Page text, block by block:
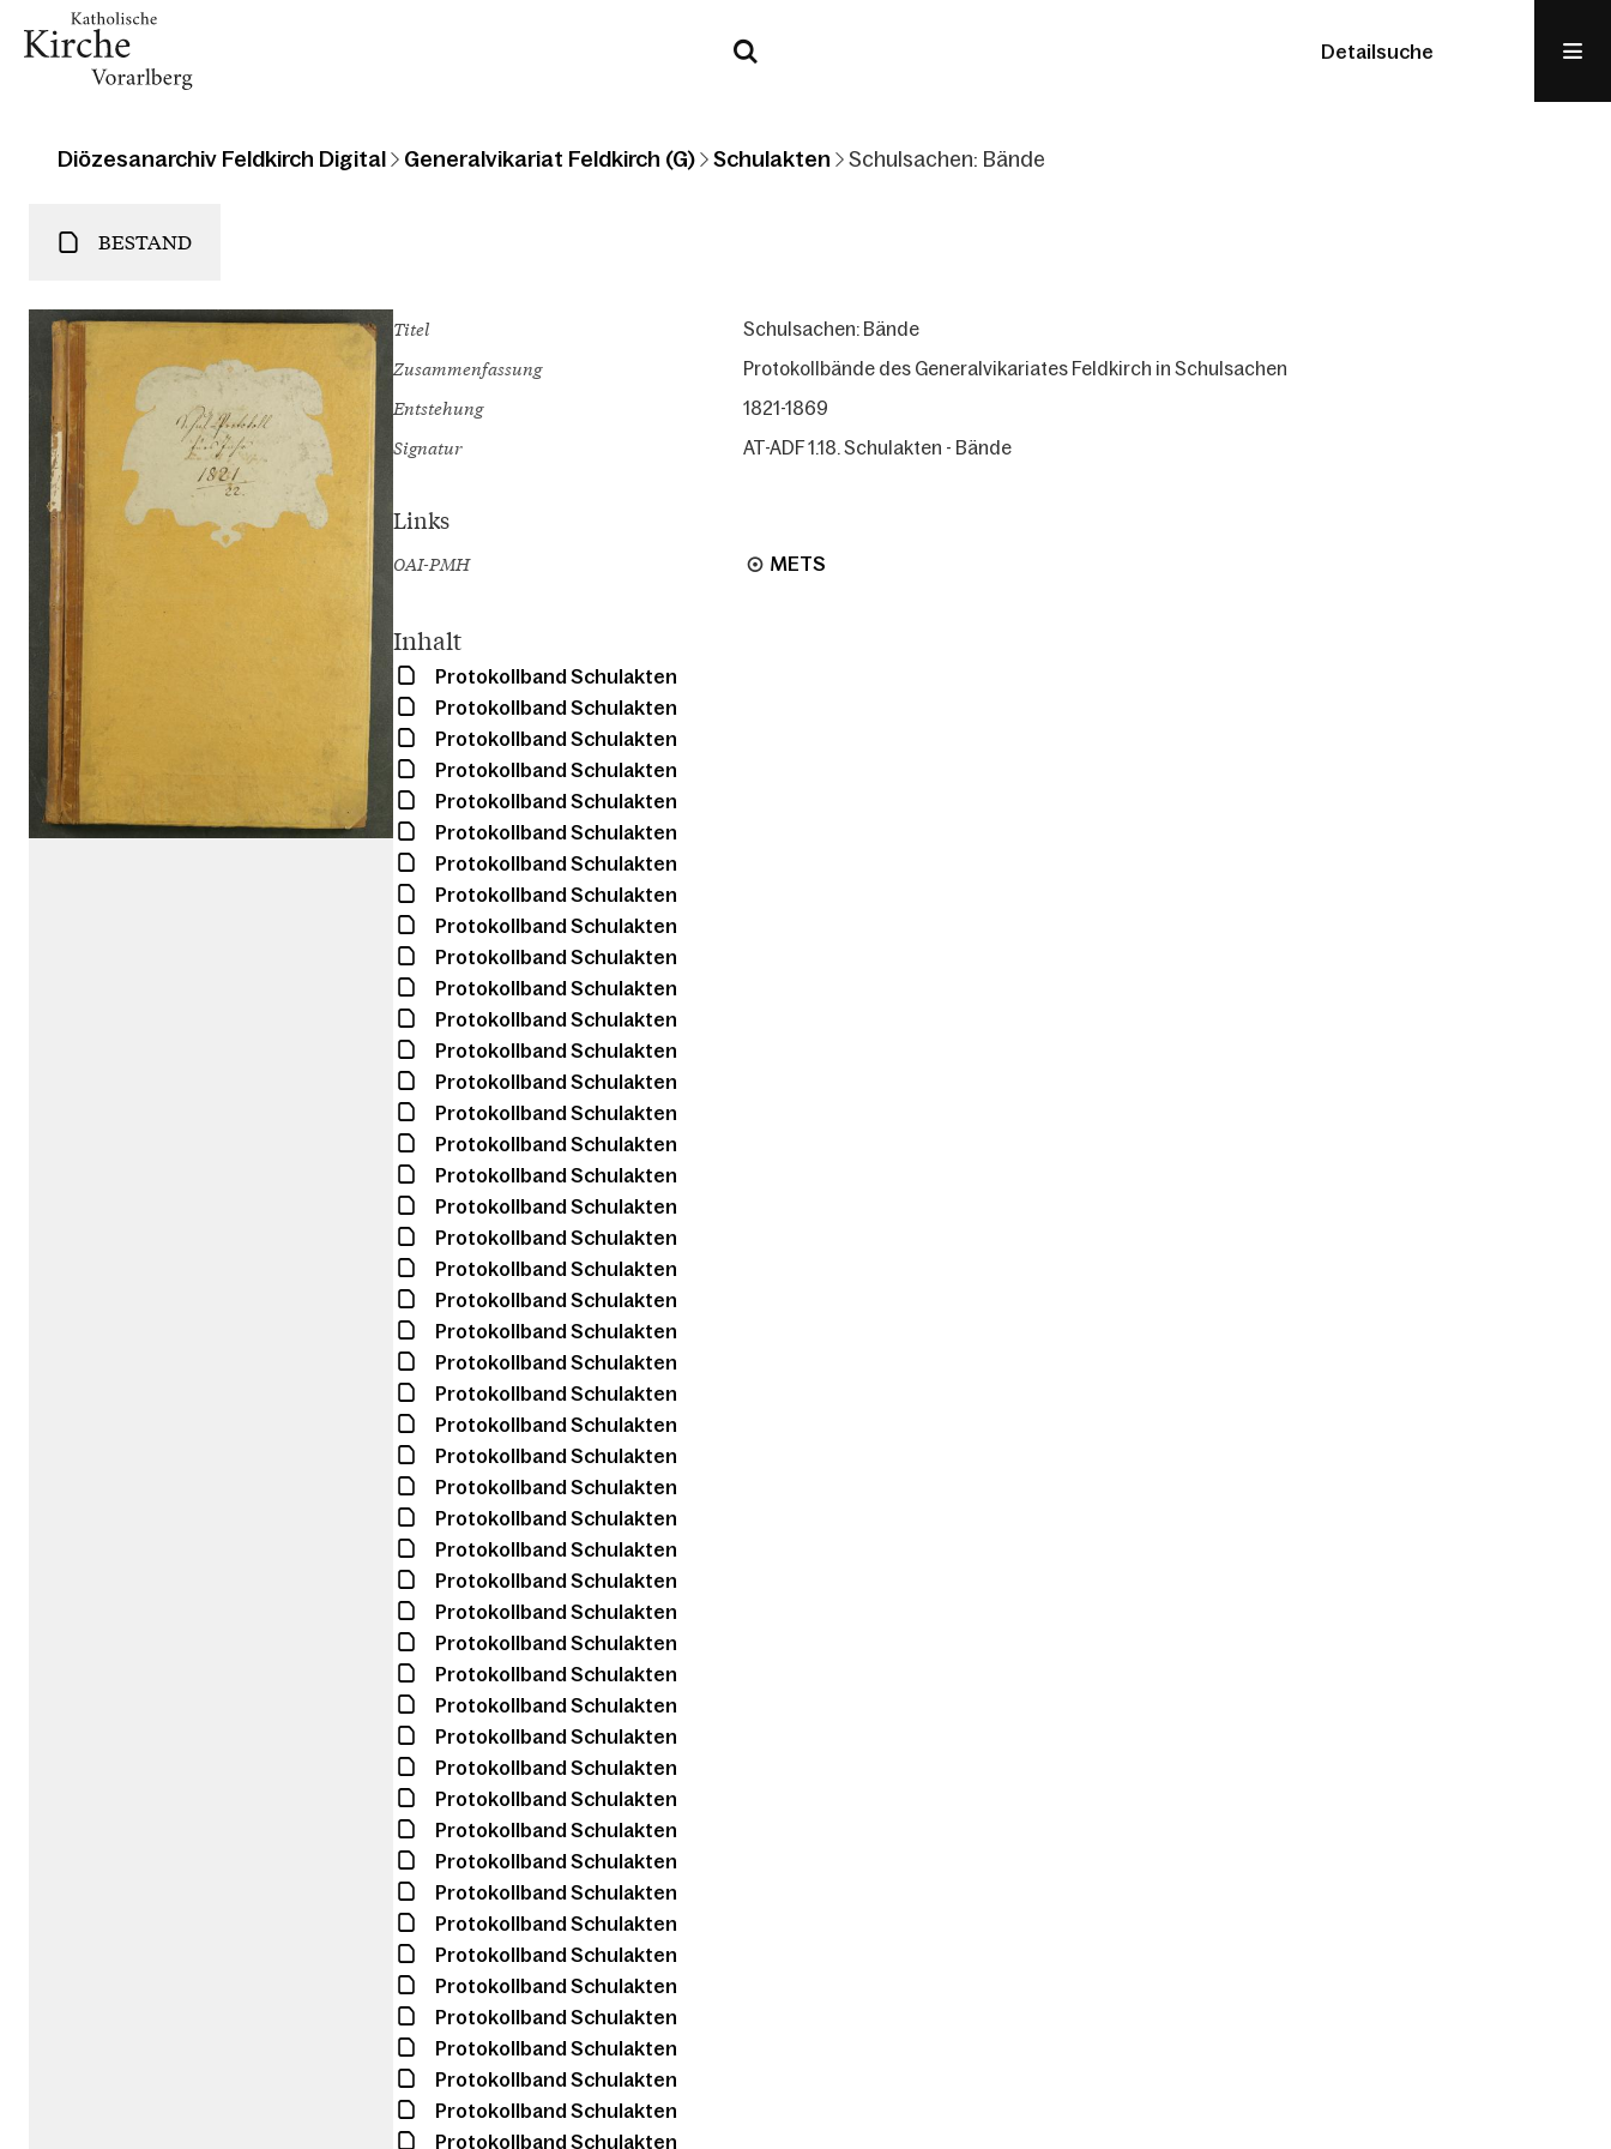
Detailsuche
Diözesanarchiv Feldkirch Digital Generalvikariat Feldkirch (G) Schulakten Schulsachen: Bände
BESTAND
Titel Schulsachen: Bände
Zusammenfassung Protokollbände des Generalvikariates Feldkirch in Schulsachen
Entstehung 1821-1869
Signatur AT-ADF 1.18. Schulakten - Bände
Links
OAI-PMH METS
Inhalt
Protokollband Schulakten
Protokollband Schulakten
Protokollband Schulakten
Protokollband Schulakten
Protokollband Schulakten
Protokollband Schulakten
Protokollband Schulakten
Protokollband Schulakten
Protokollband Schulakten
Protokollband Schulakten
Protokollband Schulakten
Protokollband Schulakten
Protokollband Schulakten
Protokollband Schulakten
Protokollband Schulakten
Protokollband Schulakten
Protokollband Schulakten
Protokollband Schulakten
Protokollband Schulakten
Protokollband Schulakten
Protokollband Schulakten
Protokollband Schulakten
Protokollband Schulakten
Protokollband Schulakten
Protokollband Schulakten
Protokollband Schulakten
Protokollband Schulakten
Protokollband Schulakten
Protokollband Schulakten
Protokollband Schulakten
Protokollband Schulakten
Protokollband Schulakten
Protokollband Schulakten
Protokollband Schulakten
Protokollband Schulakten
Protokollband Schulakten
Protokollband Schulakten
Protokollband Schulakten
Protokollband Schulakten
Protokollband Schulakten
Protokollband Schulakten
Protokollband Schulakten
Protokollband Schulakten
Protokollband Schulakten
Protokollband Schulakten
Protokollband Schulakten
Protokollband Schulakten
Protokollband Schulakten